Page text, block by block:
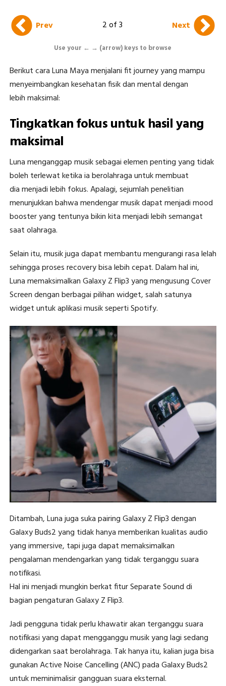
Prev 2 of 3 Next
Use your ← → (arrow) keys to browse
Berikut cara Luna Maya menjalani fit journey yang mampu
menyeimbangkan kesehatan fisik dan mental dengan
lebih maksimal:
Tingkatkan fokus untuk hasil yang
maksimal
Luna menganggap musik sebagai elemen penting yang tidak
boleh terlewat ketika ia berolahraga untuk membuat
dia menjadi lebih fokus. Apalagi, sejumlah penelitian
menunjukkan bahwa mendengar musik dapat menjadi mood
booster yang tentunya bikin kita menjadi lebih semangat
saat olahraga.
Selain itu, musik juga dapat membantu mengurangi rasa lelah
sehingga proses recovery bisa lebih cepat. Dalam hal ini,
Luna memaksimalkan Galaxy Z Flip3 yang mengusung Cover
Screen dengan berbagai pilihan widget, salah satunya
widget untuk aplikasi musik seperti Spotify.
Ditambah, Luna juga suka pairing Galaxy Z Flip3 dengan
Galaxy Buds2 yang tidak hanya memberikan kualitas audio
yang immersive, tapi juga dapat memaksimalkan
pengalaman mendengarkan yang tidak terganggu suara
notifikasi.
Hal ini menjadi mungkin berkat fitur Separate Sound di
bagian pengaturan Galaxy Z Flip3.
Jadi pengguna tidak perlu khawatir akan terganggu suara
notifikasi yang dapat mengganggu musik yang lagi sedang
didengarkan saat berolahraga. Tak hanya itu, kalian juga bisa
gunakan Active Noise Cancelling (ANC) pada Galaxy Buds2
untuk meminimalisir gangguan suara eksternal.